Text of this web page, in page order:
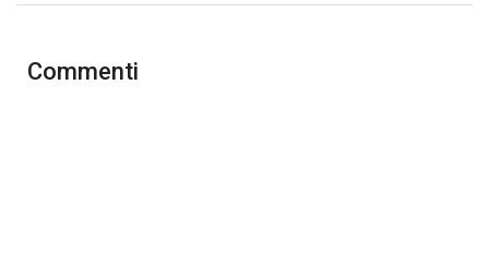
Commenti